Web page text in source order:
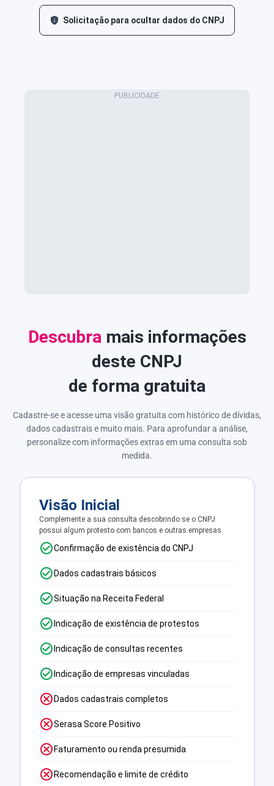
Solicitação para ocultar dados do CNPJ
Descubra mais informações
deste CNPJ
de forma gratuita
Cadastre-se e acesse uma visão gratuita com histórico de dívidas,
dados cadastrais e muito mais. Para aprofundar a análise,
personalize com informações extras em uma consulta sob
medida.
Visão Inicial
Complemente a sua consulta descobrindo se o CNPJ
possui algum protesto com bancos e outras empresas.
Confirmação de existência do CNPJ
Dados cadastrais básicos
Situação na Receita Federal
Indicação de existência de protestos
Indicação de consultas recentes
Indicação de empresas vinculadas
Dados cadastrais completos
Serasa Score Positivo
Faturamento ou renda presumida
Recomendação e limite de crédito